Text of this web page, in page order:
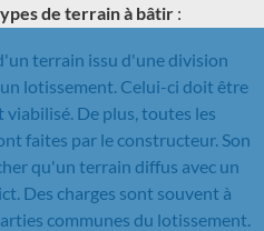
de terrain à bâtir :
terrain issu d'une division
lotissement. Celui-ci doit être
De plus, toutes les
faites par le constructeur. Son
qu'un terrain diffus avec un
Des charges sont souvent à
communes du lotissement.